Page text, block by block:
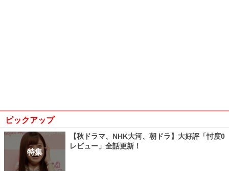
ピックアップ
特集
【秋ドラマ、NHK大河、朝ドラ】大好評「忖度0
レビュー」全話更新！